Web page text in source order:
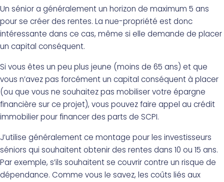
Un sénior a généralement un horizon de maximum 5 ans
pour se créer des rentes. La nue-propriété est donc
intéressante dans ce cas, même si elle demande de placer
un capital conséquent.
Si vous êtes un peu plus jeune (moins de 65 ans) et que
vous n’avez pas forcément un capital conséquent à placer
(ou que vous ne souhaitez pas mobiliser votre épargne
financière sur ce projet), vous pouvez faire appel au crédit
immobilier pour financer des parts de SCPI.
J’utilise généralement ce montage pour les investisseurs
séniors qui souhaitent obtenir des rentes dans 10 ou 15 ans.
Par exemple, s’ils souhaitent se couvrir contre un risque de
dépendance. Comme vous le savez, les coûts liés aux